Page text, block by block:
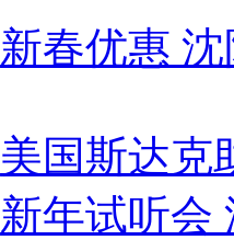
新春优惠
美国斯达克
新年试听会